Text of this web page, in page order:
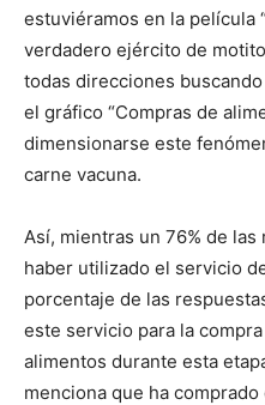
estuviéramos en la película
verdadero ejército de
todas direcciones
el gráfico “Compras de
dimensionarse este
carne vacuna.
Así, mientras un 76% de
haber utilizado el servicio
porcentaje de las
este servicio para la
alimentos durante esta
menciona que ha